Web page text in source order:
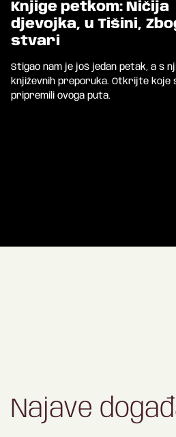
Knjige petkom: Ničija
djevojka, u Tišini,
stvari
Stigao nam je još jedan petak, a s
književnih preporuka. Otkrijte koje
pripremili ovoga puta.
Najave